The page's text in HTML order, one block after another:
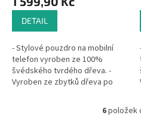
DETAIL
- Stylové pouzdro na mobilní
telefon vyroben ze 100%
švédského tvrdého dřeva. -
Vyroben ze zbytků dřeva po
- Nárazuvzdorné dřevo díky...
O
6položek